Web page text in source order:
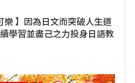
樂 】因為日文而突破人生道
學習並盡己之力投身日語教